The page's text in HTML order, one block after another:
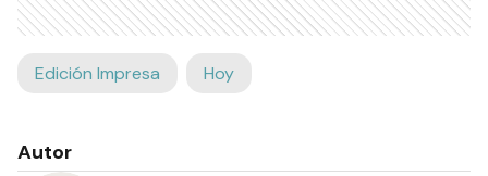
Edición Impresa Hoy
Autor